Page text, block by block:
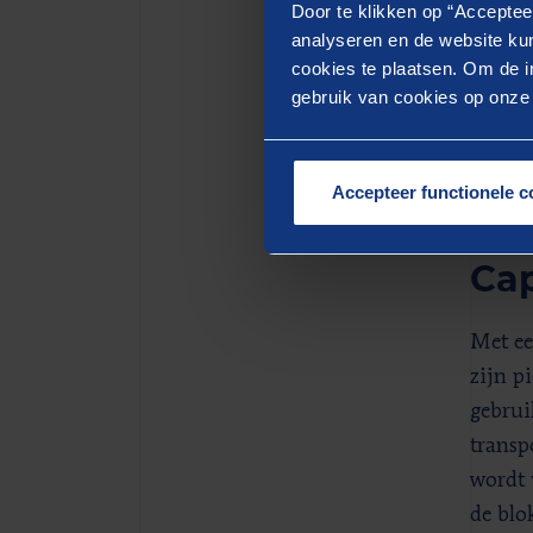
Door te klikken op
analyseren en de website
cookies te plaatsen. Om de
gebruik van cookies op
Accepteer functionele
Bij
hoe
Met
zijn
wordt
de